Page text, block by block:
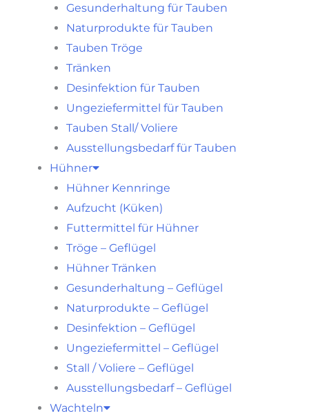
Gesunderhaltung für Tauben
Naturprodukte für Tauben
Tauben Tröge
Tränken
Desinfektion für Tauben
Ungeziefermittel für Tauben
Tauben Stall/ Voliere
Ausstellungsbedarf für Tauben
Hühner
Hühner Kennringe
Aufzucht (Küken)
Futtermittel für Hühner
Tröge – Geflügel
Hühner Tränken
Gesunderhaltung – Geflügel
Naturprodukte – Geflügel
Desinfektion – Geflügel
Ungeziefermittel – Geflügel
Stall / Voliere – Geflügel
Ausstellungsbedarf – Geflügel
Wachteln